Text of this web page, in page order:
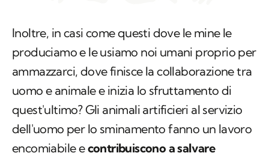
Inoltre, in casi come questi dove le mine le
produciamo e le usiamo noi umani proprio per
ammazzarci, dove finisce la collaborazione tra
uomo e animale e inizia lo sfruttamento di
quest'ultimo? Gli animali artificieri al servizio
dell'uomo per lo sminamento fanno un lavoro
encomiabile econtribuiscono a salvare